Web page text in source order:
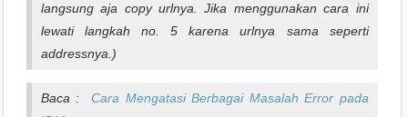
langsung aja copy urlnya. Jika menggunakan cara ini
lewati langkah no. 5 karena urlnya sama seperti
addressnya.)
Baca :Cara Mengatasi Berbagai Masalah Error pada